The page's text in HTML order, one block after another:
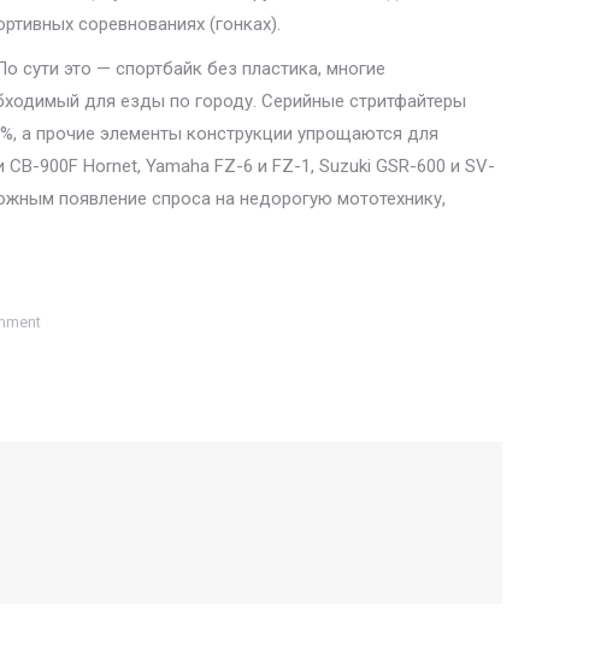
соревнованиях (гонках).
сути это — спортбайк без пластика, многие
для езды по городу. Серийные стритфайтеры
а прочие элементы конструкции упрощаются для
900F Hornet, Yamaha FZ-6 и FZ-1, Suzuki GSR-600 и SV-
появление спроса на недорогую мототехнику,